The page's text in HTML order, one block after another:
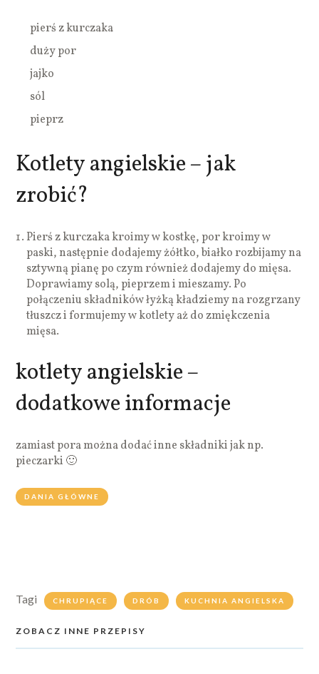
pierś z kurczaka
duży por
jajko
sól
pieprz
Kotlety angielskie – jak
zrobić?
Pierś z kurczaka kroimy w kostkę, por kroimy w
paski, następnie dodajemy żółtko, białko rozbijamy na
sztywną pianę po czym również dodajemy do mięsa.
Doprawiamy solą, pieprzem i mieszamy. Po
połączeniu składników łyżką kładziemy na rozgrzany
tłuszcz i formujemy w kotlety aż do zmiękczenia
mięsa.
kotlety angielskie –
dodatkowe informacje
zamiast pora można dodać inne składniki jak np.
pieczarki 🙂
DANIA GŁÓWNE
Tagi CHRUPIĄCE DRÓB KUCHNIA ANGIELSKA
ZOBACZ INNE PRZEPISY